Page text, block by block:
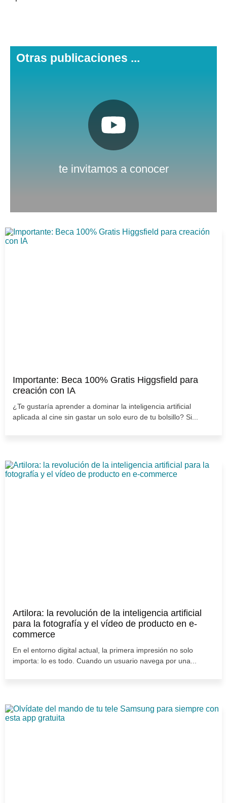
Otras publicaciones ...
te invitamos a conocer
Pulsa aquí
Importante: Beca 100% Gratis Higgsfield para
creación con IA
¿Te gustaría aprender a dominar la inteligencia artificial
aplicada al cine sin gastar un solo euro de tu bolsillo? Si...
Artilora: la revolución de la inteligencia artificial
para la fotografía y el vídeo de producto en e-
commerce
En el entorno digital actual, la primera impresión no solo
importa: lo es todo. Cuando un usuario navega por una...